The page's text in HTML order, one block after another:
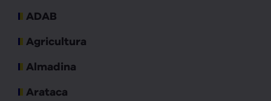
ADAB
Agricultura
Almadina
Arataca